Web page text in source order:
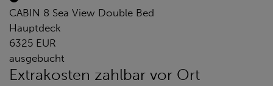
CABIN 8 Sea View Double Bed
Hauptdeck
6325 EUR
ausgebucht
Extrakosten zahlbar vor Ort